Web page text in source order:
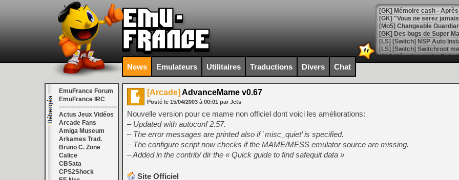
[GK] Mémoire cash -
[GK] "Vous ne serez
[Mo5] Changeable
[GK] Des bugs de Super
[LS] [Switch] NSP Auto
[GK] La saga horrifique
[GK] Le portage de Super
[Mo5] Le jeu de course
[GK] Guillermo del Toro
[GK] Mistfall Hunter : déjà
News Emulateurs Utilitaires Traductions Divers Chat
EmuFrance Forum
EmuFrance IRC
===================
Actus Jeux Vidéos
Arcade Fans
Amiga Museum
Arkames Trad.
Bruno C. Zone
Calice
CBSata
CPS2Shock
[Arcade] AdvanceMame v0.67
Posté le 15/04/2003 à 00:01 par Jets
Nouvelle version pour ce mame non officiel dont voici les améliorations:
– Updated with autoconf 2.57.
– The error messages are printed also if `misc_quiet’ is specified.
– The configure script now checks if the MAME/MESS emulator source are missing.
– Added in the contrib/ dir the « Quick guide to find safequit data »
Site Officiel